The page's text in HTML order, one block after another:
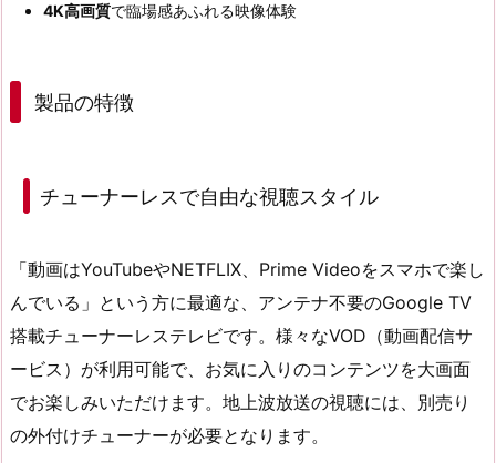
4K高画質で臨場感あふれる映像体験
製品の特徴
チューナーレスで自由な視聴スタイル
「動画はYouTubeやNETFLIX、Prime Videoをスマホで楽し
んでいる」という方に最適な、アンテナ不要のGoogle TV
搭載チューナーレステレビです。様々なVOD（動画配信サ
ービス）が利用可能で、お気に入りのコンテンツを大画面
でお楽しみいただけます。地上波放送の視聴には、別売り
の外付けチューナーが必要となります。